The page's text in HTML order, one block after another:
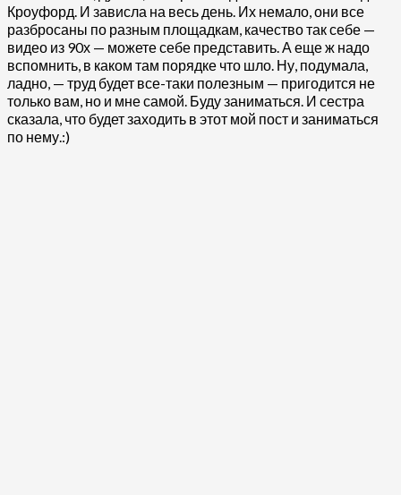
Кроуфорд. И зависла на весь день. Их немало, они все
разбросаны по разным площадкам, качество так себе —
видео из 90х — можете себе представить. А еще ж надо
вспомнить, в каком там порядке что шло. Ну, подумала,
ладно, — труд будет все-таки полезным — пригодится не
только вам, но и мне самой. Буду заниматься. И сестра
сказала, что будет заходить в этот мой пост и заниматься
по нему.:)